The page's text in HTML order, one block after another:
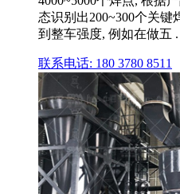
态识别出200~300个关
到整车强度, 例如在做五 .
联系电话: 180 3780 8511